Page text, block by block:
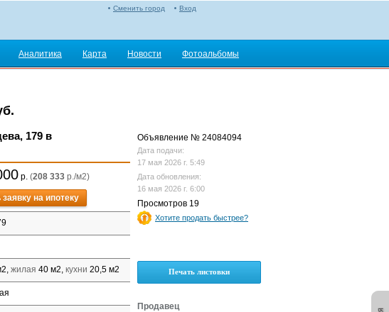
Вход
Сменить город
Аналитика Карта Новости Фотоальбомы
179 в
р. (208 333 р./м2)
заявку на ипотеку
жилая 40 м2, кухни 20,5 м2
Объявление № 24084094
Дата подачи:
17 мая 2026 г. 5:49
Дата обновления:
16 мая 2026 г. 6:00
Просмотров 19
Хотите продать быстрее?
Печать листовки
Продавец